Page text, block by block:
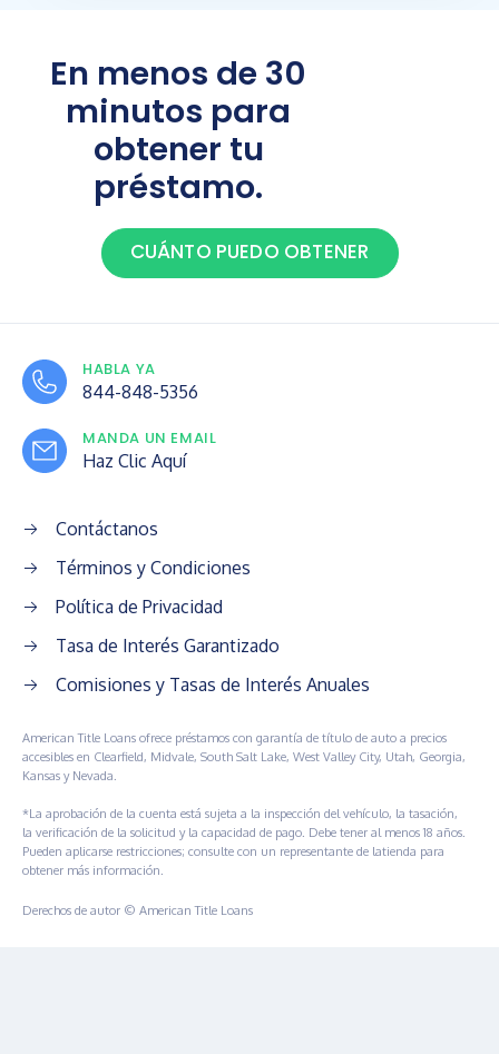
En menos de 30
minutos para
obtener tu
préstamo.
CUÁNTO PUEDO OBTENER
HABLA YA
844-848-5356
MANDA UN EMAIL
Haz Clic Aquí
Contáctanos
Términos y Condiciones
Política de Privacidad
Tasa de Interés Garantizado
Comisiones y Tasas de Interés Anuales
American Title Loans ofrece préstamos con garantía de título de auto a precios
accesibles en Clearfield, Midvale, South Salt Lake, West Valley City, Utah, Georgia,
Kansas y Nevada.
*La aprobación de la cuenta está sujeta a la inspección del vehículo, la tasación,
la verificación de la solicitud y la capacidad de pago. Debe tener al menos 18 años.
Pueden aplicarse restricciones; consulte con un representante de latienda para
obtener más información.
Derechos de autor © American Title Loans